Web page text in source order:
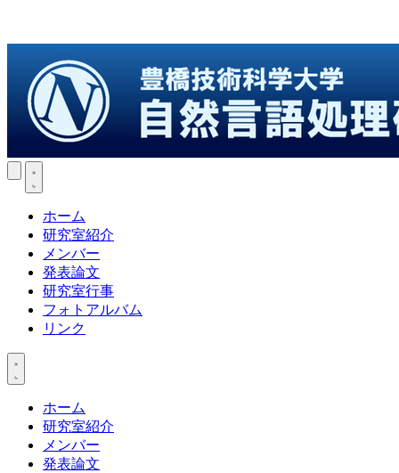
ホーム
研究室紹介
メンバー
発表論文
研究室行事
フォトアルバム
リンク
ホーム
研究室紹介
メンバー
発表論文